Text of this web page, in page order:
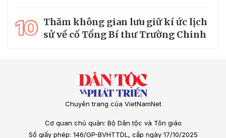
10 Thăm không gian lưu giữ kí ức lịch
sử về cố Tổng Bí thư Trường Chinh
Chuyên trang của VietNamNet
Cơ quan chủ quản: Bộ Dân tộc và Tôn giáo
Số giấy phép: 146/GP-BVHTTDL, cấp ngày 17/10/2025